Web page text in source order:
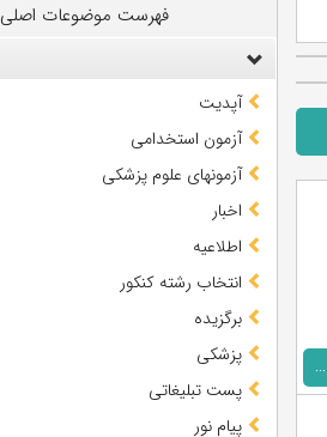
فهرست موضوعات اصلی
آپدیت
آزمون استخدامی
آزمونهای علوم پزشکی
اخبار
اطلاعیه
انتخاب رشته کنکور
برگزیده
پزشکی
پست تبلیغاتی
پیام نور